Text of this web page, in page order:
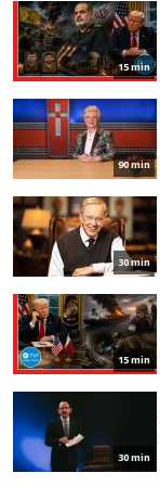
15 min
90 min
30 min
15 min
30 min